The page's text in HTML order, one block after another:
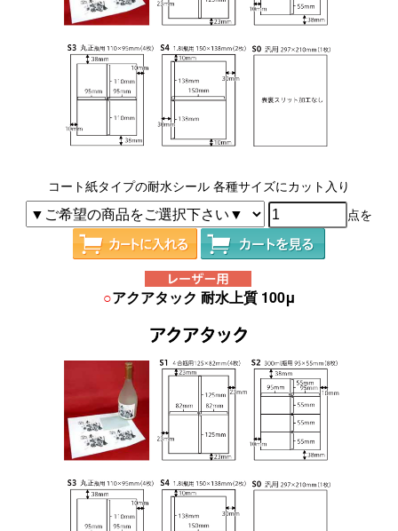
コート紙タイプの耐水シール 各種サイズにカット入り
点を
○アクアタック 耐水上質 100μ